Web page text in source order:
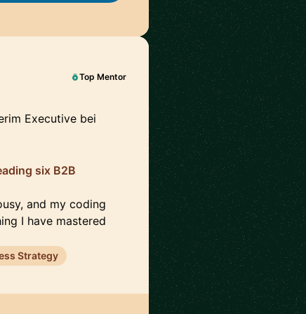
Top Mentor
Executive bei
six B2B
and my coding
I have mastered
Strategy